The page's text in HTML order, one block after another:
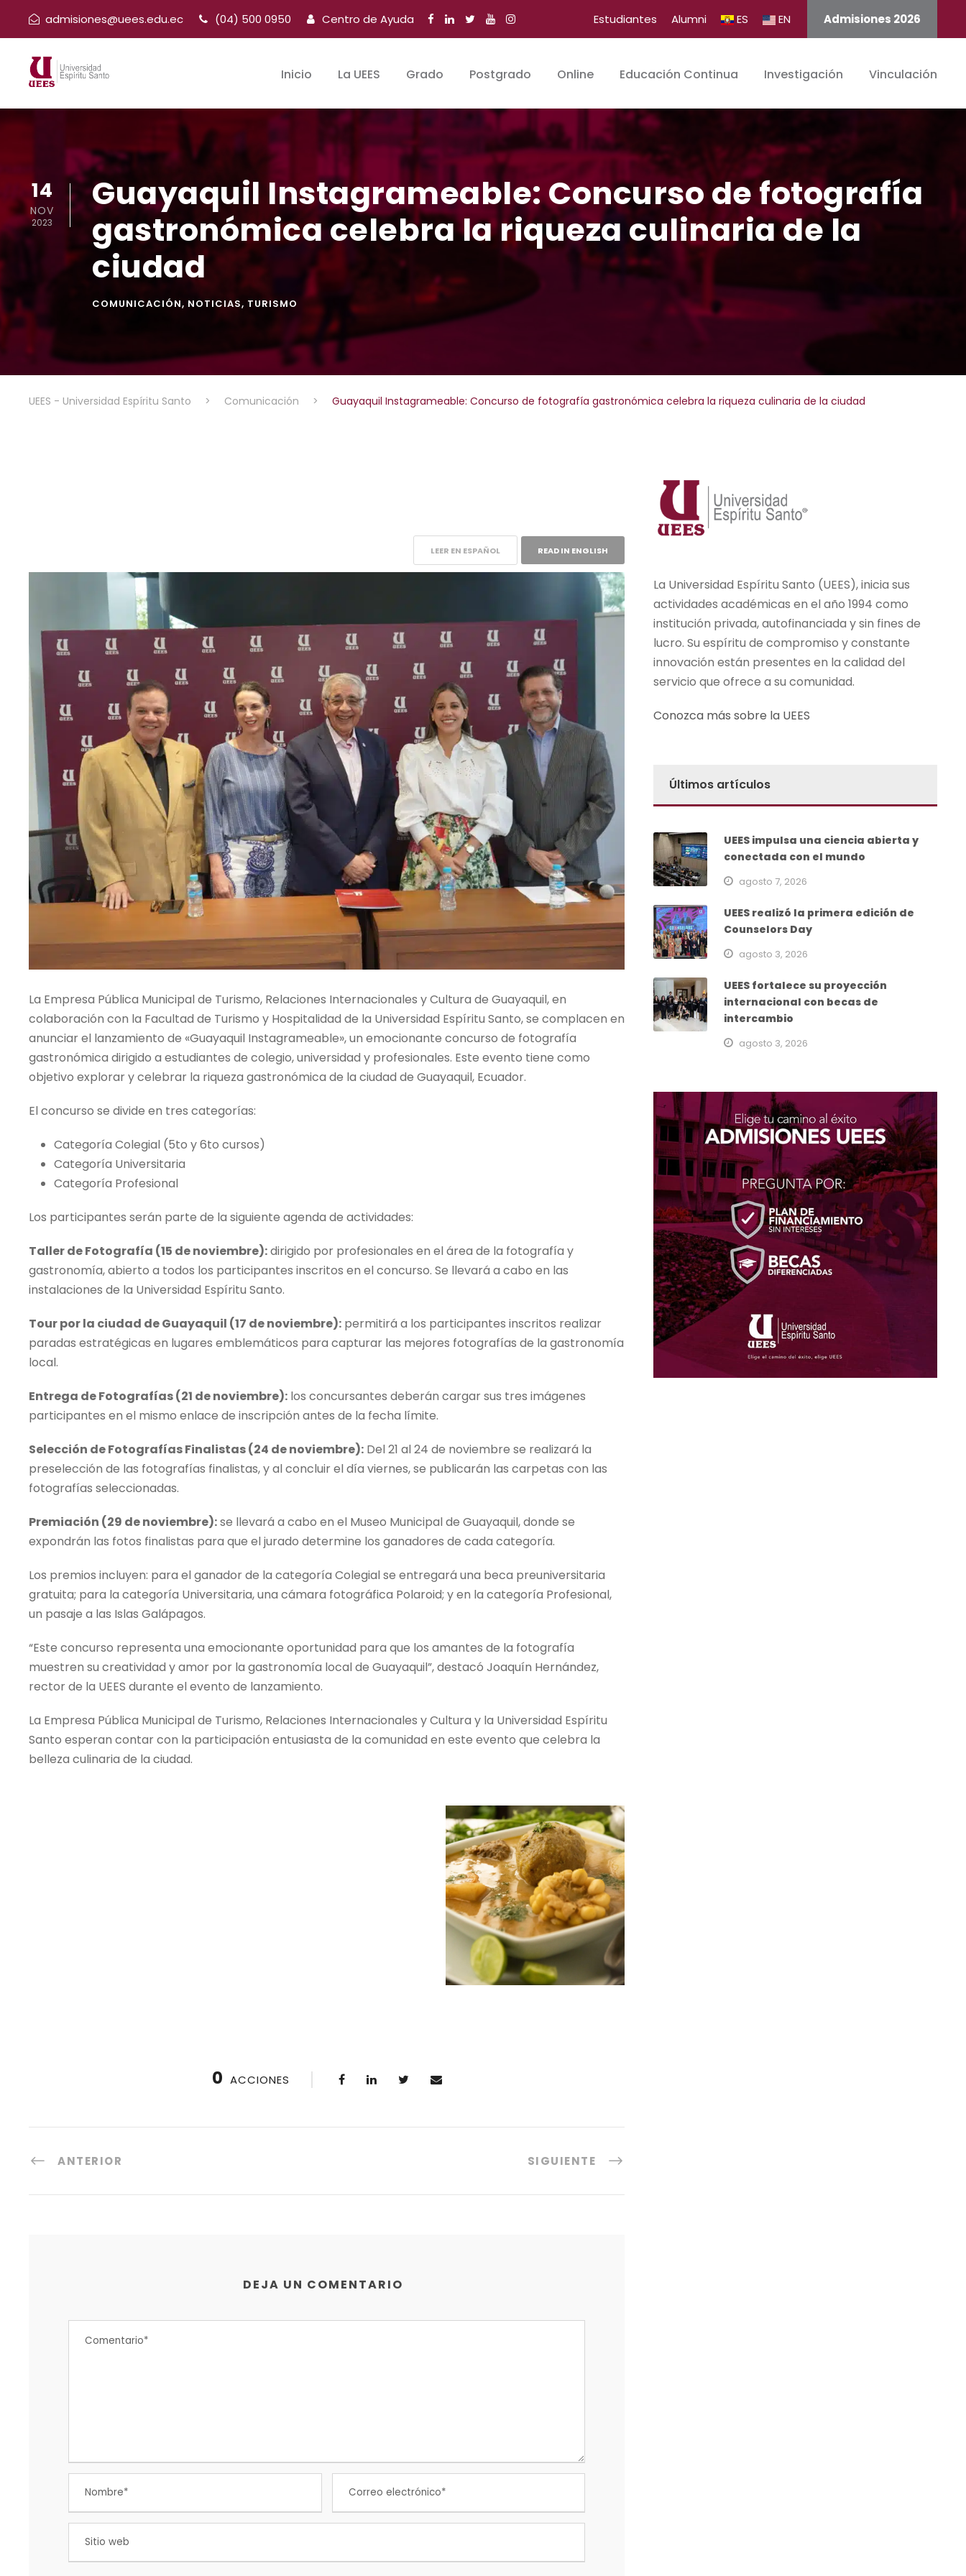
admisiones@uees.edu.ec (04) 500 0950 Centro de Ayuda Estudiantes Alumni ES EN Admisiones 2026
Inicio La UEES Grado Postgrado Online Educación Continua Investigación Vinculación
14
NOV
2023
Guayaquil Instagrameable: Concurso de fotografía
gastronómica celebra la riqueza culinaria de la
ciudad
COMUNICACIÓN, NOTICIAS, TURISMO
UEES - Universidad Espíritu Santo > Comunicación > Guayaquil Instagrameable: Concurso de fotografía gastronómica celebra la riqueza culinaria de la ciudad
LEER EN ESPAÑOL READ IN ENGLISH
La Empresa Pública Municipal de Turismo, Relaciones Internacionales y Cultura de Guayaquil, en
colaboración con la Facultad de Turismo y Hospitalidad de la Universidad Espíritu Santo, se complacen en
anunciar el lanzamiento de «Guayaquil Instagrameable», un emocionante concurso de fotografía
gastronómica dirigido a estudiantes de colegio, universidad y profesionales. Este evento tiene como
objetivo explorar y celebrar la riqueza gastronómica de la ciudad de Guayaquil, Ecuador.
El concurso se divide en tres categorías:
Categoría Colegial (5to y 6to cursos)
Categoría Universitaria
Categoría Profesional
Los participantes serán parte de la siguiente agenda de actividades:
Taller de Fotografía (15 de noviembre):dirigido por profesionales en el área de la fotografía y
gastronomía, abierto a todos los participantes inscritos en el concurso. Se llevará a cabo en las
instalaciones de la Universidad Espíritu Santo.
Tour por la ciudad de Guayaquil (17 de noviembre): permitirá a los participantes inscritos realizar
paradas estratégicas en lugares emblemáticos para capturar las mejores fotografías de la gastronomía
local.
Entrega de Fotografías (21 de noviembre): los concursantes deberán cargar sus tres imágenes
participantes en el mismo enlace de inscripción antes de la fecha límite.
Selección de Fotografías Finalistas (24 de noviembre): Del 21 al 24 de noviembre se realizará la
preselección de las fotografías finalistas, y al concluir el día viernes, se publicarán las carpetas con las
fotografías seleccionadas.
Premiación (29 de noviembre):se llevará a cabo en el Museo Municipal de Guayaquil, donde se
expondrán las fotos finalistas para que el jurado determine los ganadores de cada categoría.
Los premios incluyen: para el ganador de la categoría Colegial se entregará una beca preuniversitaria
gratuita; para la categoría Universitaria, una cámara fotográfica Polaroid; y en la categoría Profesional,
un pasaje a las Islas Galápagos.
“Este concurso representa una emocionante oportunidad para que los amantes de la fotografía
muestren su creatividad y amor por la gastronomía local de Guayaquil”, destacó Joaquín Hernández,
rector de la UEES durante el evento de lanzamiento.
La Empresa Pública Municipal de Turismo, Relaciones Internacionales y Cultura y la Universidad Espíritu
Santo esperan contar con la participación entusiasta de la comunidad en este evento que celebra la
belleza culinaria de la ciudad.
0 ACCIONES
ANTERIOR SIGUIENTE
DEJA UN COMENTARIO
La Universidad Espíritu Santo (UEES), inicia sus
actividades académicas en el año 1994 como
institución privada, autofinanciada y sin fines de
lucro. Su espíritu de compromiso y constante
innovación están presentes en la calidad del
servicio que ofrece a su comunidad.
Conozca más sobre la UEES
Últimos artículos
UEES impulsa una ciencia abierta y
conectada con el mundo
agosto 7, 2026
UEES realizó la primera edición de
Counselors Day
agosto 3, 2026
UEES fortalece su proyección
internacional con becas de
intercambio
agosto 3, 2026